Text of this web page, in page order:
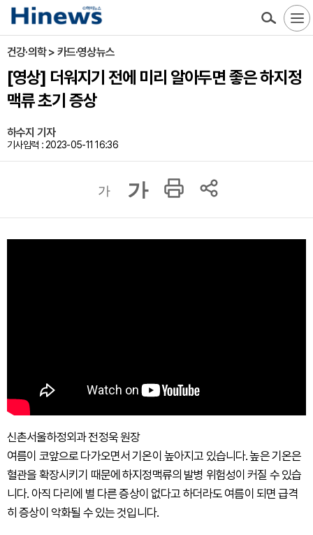
건강·의학 > 카드·영상뉴스
[영상] 더워지기 전에 미리 알아두면 좋은 하지정
맥류 초기 증상
하수지 기자
기사입력 : 2023-05-11 16:36
가 가
신촌서울하정외과 전정욱 원장
여름이 코앞으로 다가오면서 기온이 높아지고 있습니다. 높은 기온은
혈관을 확장시키기 때문에 하지정맥류의 발병 위험성이 커질 수 있습
니다. 아직 다리에 별 다른 증상이 없다고 하더라도 여름이 되면 급격
히 증상이 악화될 수 있는 것입니다.